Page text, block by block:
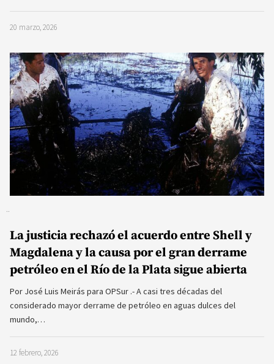
20 marzo, 2026
La justicia rechazó el acuerdo entre Shell y
Magdalena y la causa por el gran derrame
petróleo en el Río de la Plata sigue abierta
Por José Luis Meirás para OPSur .- A casi tres décadas del
considerado mayor derrame de petróleo en aguas dulces del
mundo,…
12 febrero, 2026